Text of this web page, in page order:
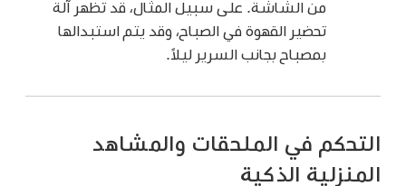
من الشاشة. على سبيل المثال، قد تظهر آلة
تحضير القهوة في الصباح، وقد يتم استبدالها
بمصباح بجانب السرير ليلاً.
التحكم في الملحقات والمشاهد
المنزلية الذكية